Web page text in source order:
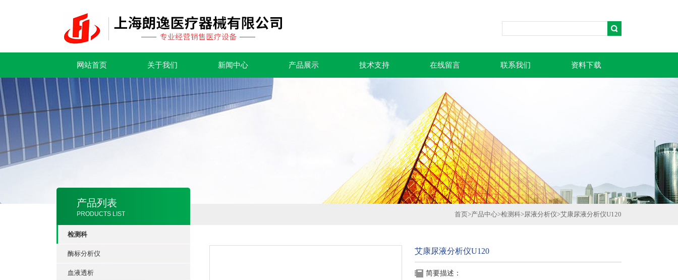
网站首页 关于我们 新闻中心 产品展示 技术支持 在线留言 联系我们 资料下载
产品列表
PRODUCTS LIST
检测科
酶标分析仪
血液透析
首页>产品中心>检测科>尿液分析仪>艾康尿液分析仪U120
艾康尿液分析仪U120
简要描述：